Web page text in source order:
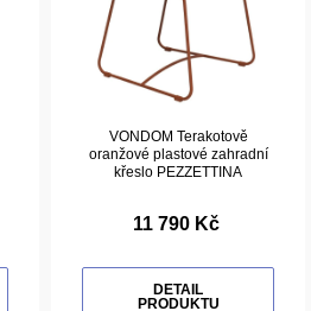
VONDOM Terakotově
oranžové plastové zahradní
křeslo PEZZETTINA
11 790 Kč
DETAIL
PRODUKTU